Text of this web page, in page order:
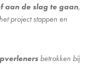
aan de slag te gaan,
project stappen en
betrokken bij